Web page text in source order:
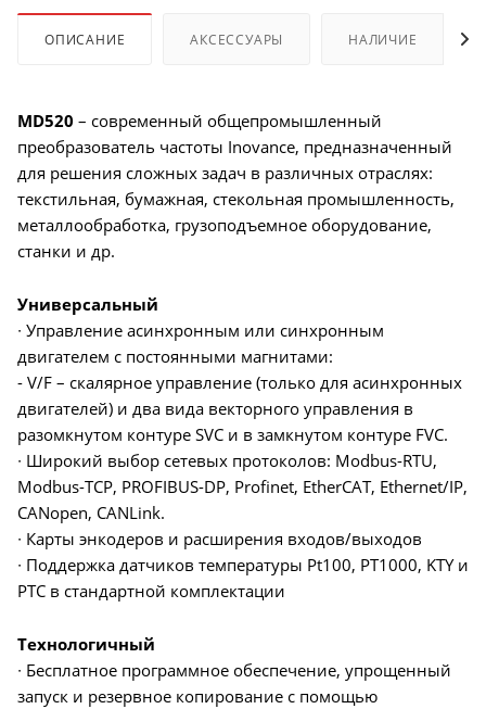
ОПИСАНИЕ АКСЕССУАРЫ НАЛИЧИЕ
MD520 – современный общепромышленный
преобразователь частоты Inovance, предназначенный
для решения сложных задач в различных отраслях:
текстильная, бумажная, стекольная промышленность,
металлообработка, грузоподъемное оборудование,
станки и др.
Универсальный
∙ Управление асинхронным или синхронным
двигателем с постоянными магнитами:
- V/F – скалярное управление (только для асинхронных
двигателей) и два вида векторного управления в
разомкнутом контуре SVC и в замкнутом контуре FVC.
∙ Широкий выбор сетевых протоколов: Modbus-RTU,
Modbus-TCP, PROFIBUS-DP, Profinet, EtherCAT, Ethernet/IP,
CANopen, CANLink.
∙ Карты энкодеров и расширения входов/выходов
∙ Поддержка датчиков температуры Pt100, PT1000, KTY и
PTC в стандартной комплектации
Технологичный
∙ Бесплатное программное обеспечение, упрощенный
запуск и резервное копирование с помощью